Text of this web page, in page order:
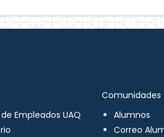
Empleados UAQ
Comunidades
Alumnos
Correo